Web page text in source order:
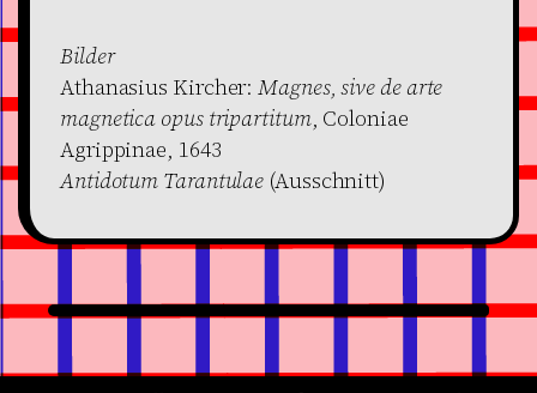
Bilder
Athanasius Kircher:Magnes, sive de arte
magnetica opus tripartitum, Coloniae
Agrippinae, 1643
Antidotum Tarantulae (Ausschnitt)